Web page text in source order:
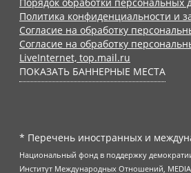
Политика конфиденциальности и
Согласие на обработку
Согласие на обработку
LiveInternet, top.mail.ru
ПОКАЗАТЬ БАННЕРНЫЕ МЕСТА
* Перечень иностранных и
Национальный фонд в поддержку
Институт Международных Отношений, MEDIA